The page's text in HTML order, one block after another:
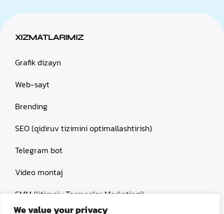
We value your privacy
XIZMATLARIMIZ
Grafik dizayn
Web-sayt
Brending
SEO (qidiruv tizimini optimallashtirish)
Telegram bot
Video montaj
SMM (Ijtimoiy Tarmoqlar Marketingi)